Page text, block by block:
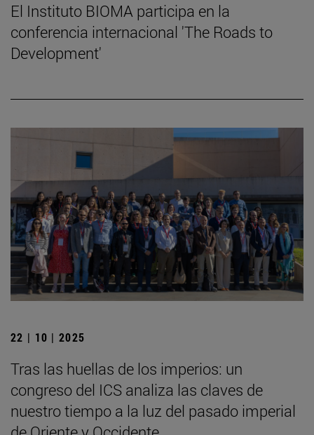
El Instituto BIOMA participa en la
conferencia internacional 'The Roads to
Development'
22 | 10 | 2025
Tras las huellas de los imperios: un
congreso del ICS analiza las claves de
nuestro tiempo a la luz del pasado imperial